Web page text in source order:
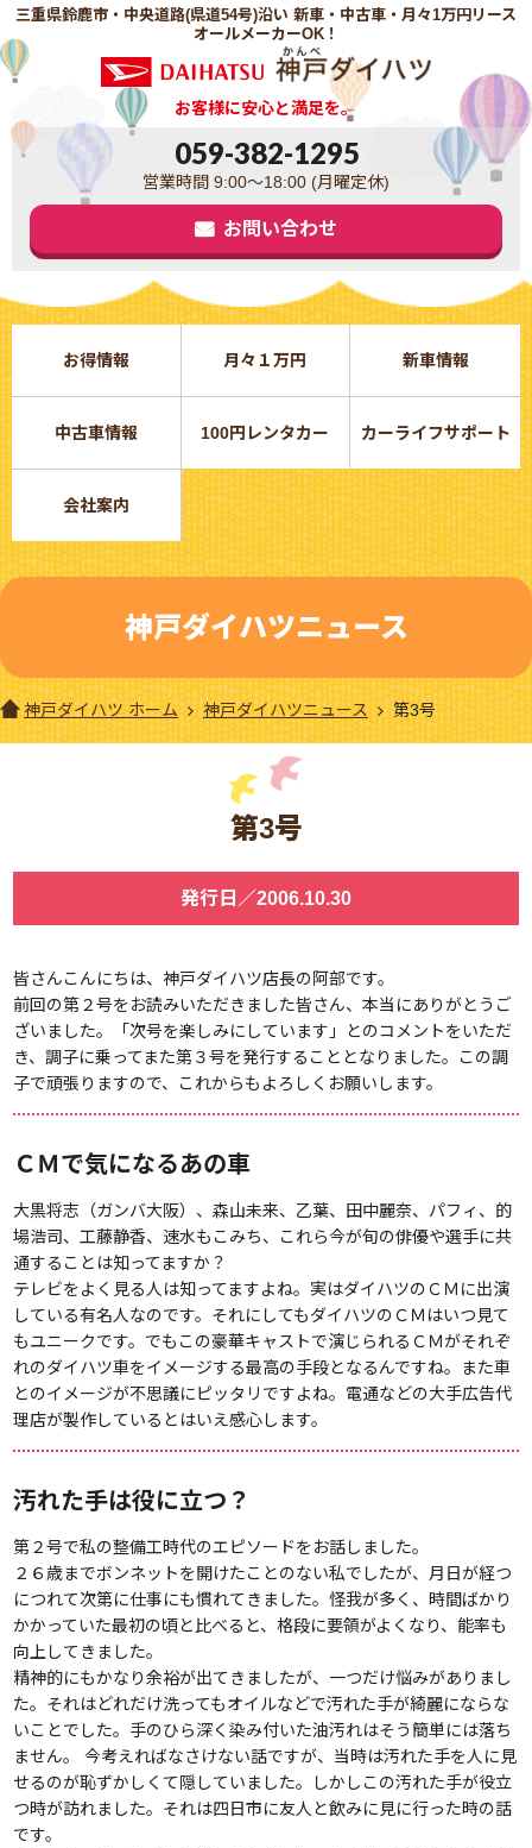
三重県鈴鹿市・中央道路(県道54号)沿い 新車・中古車・月々1万円リース
オールメーカーOK！
お客様に安心と満足を。
059-382-1295
営業時間 9:00～18:00 (月曜定休)
お問い合わせ
お得情報 月々１万円 新車情報
中古車情報 100円レンタカー カーライフサポート
会社案内
神戸ダイハツニュース
神戸ダイハツ ホーム 神戸ダイハツニュース 第3号
第3号
発行日／2006.10.30
皆さんこんにちは、神戸ダイハツ店長の阿部です。
前回の第２号をお読みいただきました皆さん、本当にありがとうご
ざいました。「次号を楽しみにしています」とのコメントをいただ
き、調子に乗ってまた第３号を発行することとなりました。この調
子で頑張りますので、これからもよろしくお願いします。
ＣＭで気になるあの車
大黒将志（ガンバ大阪）、森山未来、乙葉、田中麗奈、パフィ、的
場浩司、工藤静香、速水もこみち、これら今が旬の俳優や選手に共
通することは知ってますか？
テレビをよく見る人は知ってますよね。実はダイハツのＣＭに出演
している有名人なのです。それにしてもダイハツのＣＭはいつ見て
もユニークです。でもこの豪華キャストで演じられるＣＭがそれぞ
れのダイハツ車をイメージする最高の手段となるんですね。また車
とのイメージが不思議にピッタリですよね。電通などの大手広告代
理店が製作しているとはいえ感心します。
汚れた手は役に立つ？
第２号で私の整備工時代のエピソードをお話しました。
２６歳までボンネットを開けたことのない私でしたが、月日が経つ
につれて次第に仕事にも慣れてきました。怪我が多く、時間ばかり
かかっていた最初の頃と比べると、格段に要領がよくなり、能率も
向上してきました。
精神的にもかなり余裕が出てきましたが、一つだけ悩みがありまし
た。それはどれだけ洗ってもオイルなどで汚れた手が綺麗にならな
いことでした。手のひら深く染み付いた油汚れはそう簡単には落ち
ません。 今考えればなさけない話ですが、当時は汚れた手を人に見
せるのが恥ずかしくて隠していました。しかしこの汚れた手が役立
つ時が訪れました。それは四日市に友人と飲みに見に行った時の話
です。